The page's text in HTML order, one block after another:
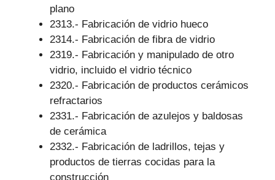
plano
2313.- Fabricación de vidrio hueco
2314.- Fabricación de fibra de vidrio
2319.- Fabricación y manipulado de otro
vidrio, incluido el vidrio técnico
2320.- Fabricación de productos cerámicos
refractarios
2331.- Fabricación de azulejos y baldosas
de cerámica
2332.- Fabricación de ladrillos, tejas y
productos de tierras cocidas para la
construcción